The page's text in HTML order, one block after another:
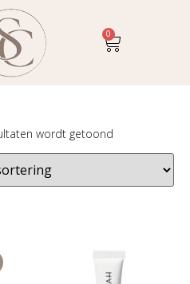
0
wordt getoond